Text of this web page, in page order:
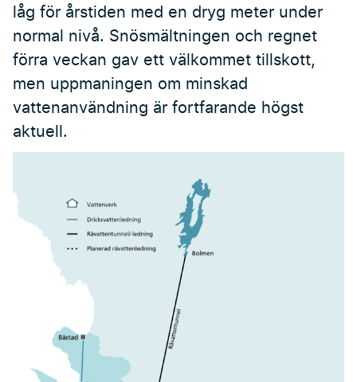
låg för årstiden med en dryg meter under
normal nivå. Snösmältningen och regnet
förra veckan gav ett välkommet tillskott,
men uppmaningen om minskad
vattenanvändning är fortfarande högst
aktuell.